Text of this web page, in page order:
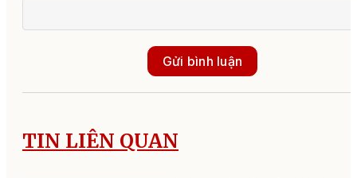
Gửi bình luận
TIN LIÊN QUAN